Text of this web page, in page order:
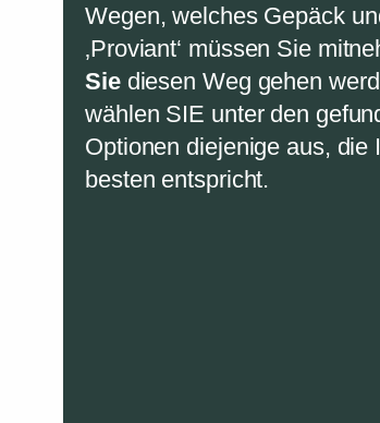
Wegen, welches Gepäck
‚Proviant‘ müssen Sie
Siediesen Weg gehen
wählen SIE unter den
Optionen diejenige aus, die
besten entspricht.